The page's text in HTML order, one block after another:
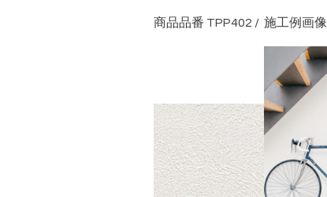
商品品番 TPP402 / 施工例画像